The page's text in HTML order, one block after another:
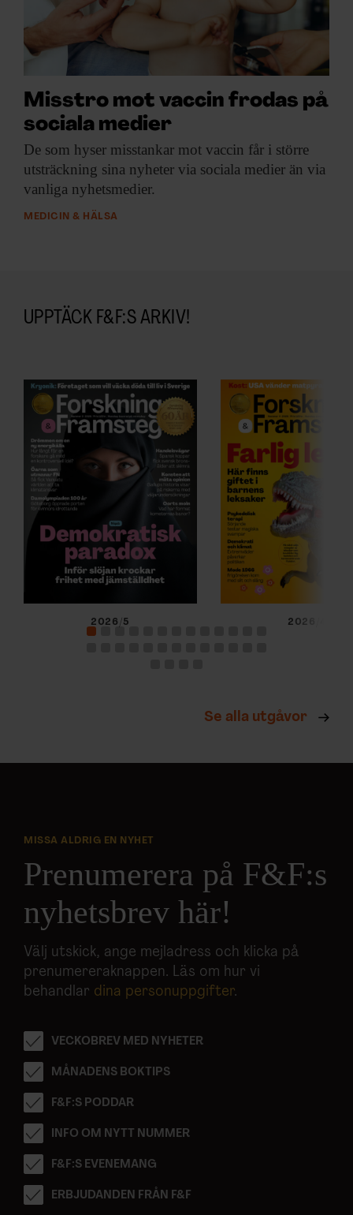
Misstro mot vaccin frodas på
sociala medier
De som hyser misstankar mot vaccin får i större
utsträckning sina nyheter via sociala medier än via
vanliga nyhetsmedier.
MEDICIN & HÄLSA
UPPTÄCK F&F:S ARKIV!
2026/5 2026/4
Se alla utgåvor
MISSA ALDRIG EN NYHET
Prenumerera på F&F:s
nyhetsbrev här!
Välj utskick, ange mejladress och klicka på
prenumereraknappen. Läs om hur vi
behandlar dina personuppgifter.
VECKOBREV MED NYHETER
MÅNADENS BOKTIPS
F&F:S PODDAR
INFO OM NYTT NUMMER
F&F:S EVENEMANG
ERBJUDANDEN FRÅN F&F